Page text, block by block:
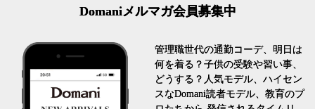
Domaniメルマガ会員募集中
管理職世代の通勤コーデ、明日は
何を着る？子供の受験や習い事、
どうする？人気モデル、ハイセン
スなDomani読者モデル、教育のプ